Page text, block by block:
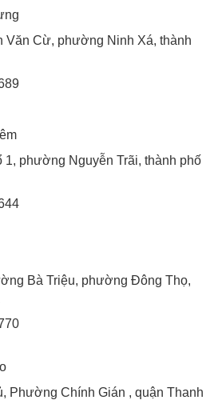
Văn Cừ, phường Ninh Xá, thành
1, phường Nguyễn Trãi, thành phố
Bà Triệu, phường Đông Thọ,
Phường Chính Gián , quận Thanh